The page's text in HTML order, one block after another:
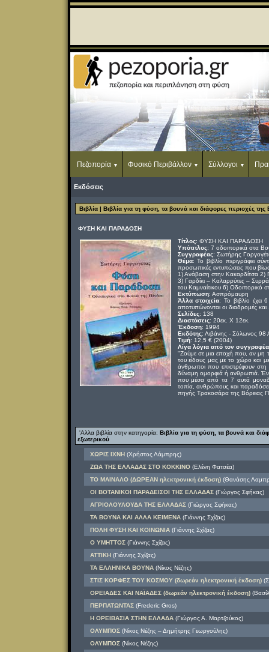
Πεζοπορία Φυσικό Περιβάλλον Σύλλογοι
Εκδόσεις
Βιβλία| Βιβλία για τη φύση, τα βουνά και διάφορες περιοχές της
ΦΥΣΗ ΚΑΙ ΠΑΡΑΔΟΣΗ
Τίτλος: ΦΥΣΗ ΚΑΙ ΠΑΡΑΔΟΣΗ
Υπότιτλος: 7 οδοιπορικά στα
Συγγραφέας: Σωτήρης
Θέμα: Το βιβλίο περιγράφει
προσωπικές εντυπώσεις που
1) Ανάβαση στην Κακαρδίτσα 2)
3) Γαρδίκι – Καλαρρύτες –
του Καμναίτικου 6) Οδοιπορικό
Εκτύπωση: Ασπρόμαυρη
Άλλα στοιχεία: Το βιβλίο έχει
αποτυπώνονται οι διαδρομές
Σελίδες: 138
Διαστάσεις: 20εκ. Χ 12εκ.
Έκδοση: 1994
Εκδότης: Λιβάνης - Σόλωνος
Τιμή: 12,5 € (2004)
Λίγα λόγια από τον συγγραφέα
"Ζούμε σε μια εποχή που, αν μη
του είδους μας με το χώρο και με
άνθρωποι που επιστρέφουν
δύναμη ομορφιά ή ανθρωπιά.
που μέσα από τα 7 αυτά
τοπία, ανθρώπους και
πηγής Τρακοσάρα της Βόρειας
'Αλλα βιβλία στην κατηγορία: Βιβλία για τη φύση, τα βουνά και
εξωτερικού
ΧΩΡΙΣ ΙΧΝΗ(Χρήστος Λάμπρης)
ΖΩΑ ΤΗΣ ΕΛΛΑΔΑΣ ΣΤΟ ΚΟΚΚΙΝΟ(Ελένη Φατσέα)
ΤΟ ΜΑΙΝΑΛΟ (ΔΩΡΕΑΝ ηλεκτρονική έκδοση)(Θανάσης
ΟΙ ΒΟΤΑΝΙΚΟΙ ΠΑΡΑΔΕΙΣΟΙ ΤΗΣ ΕΛΛΑΔΑΣ(Γιώργος Σφήκας)
ΑΓΡΙΟΛΟΥΛΟΥΔΑ ΤΗΣ ΕΛΛΑΔΑΣ (Γιώργος Σφήκας)
ΤΑ ΒΟΥΝΑ ΚΑΙ ΑΛΛΑ ΚΕΙΜΕΝΑ(Γιάννης Σχίζας)
ΠΟΛΗ ΦΥΣΗ ΚΑΙ ΚΟΙΝΩΝΙΑ(Γιάννης Σχίζας)
Ο ΥΜΗΤΤΟΣ(Γιάννης Σχίζας)
ΑΤΤΙΚΗ(Γιάννης Σχίζας)
ΤΑ ΕΛΛΗΝΙΚΑ ΒΟΥΝΑ(Νίκος Νέζης)
ΣΤΙΣ ΚΟΡΦΕΣ ΤΟΥ ΚΟΣΜΟΥ (δωρεάν ηλεκτρονική έκδοση)
ΟΡΕΙΑΔΕΣ ΚΑΙ ΝΑΪΑΔΕΣ (δωρεάν ηλεκτρονική έκδοση)
ΠΕΡΠΑΤΩΝΤΑΣ(Frederic Gros)
Η ΟΡΕΙΒΑΣΙΑ ΣΤΗΝ ΕΛΛΑΔΑ (Γιώργος Α. Μαρτζούκος)
ΟΛΥΜΠΟΣ(Νίκος Νέζης – Δημήτρης Γεωργούλης)
ΟΛΥΜΠΟΣ(Νίκος Νέζης)